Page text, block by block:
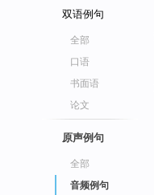
双语例句
全部
口语
书面语
论文
原声例句
全部
音频例句